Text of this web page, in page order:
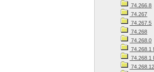
74.266.8
74.267
74.267.5
74.268
74.268.0
74.268.1
74.268.1